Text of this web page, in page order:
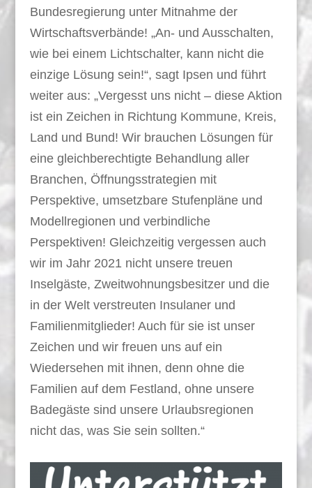
Bundesregierung unter Mitnahme der
Wirtschaftsverbände! „An- und Ausschalten,
wie bei einem Lichtschalter, kann nicht die
einzige Lösung sein!“, sagt Ipsen und führt
weiter aus: „Vergesst uns nicht – diese Aktion
ist ein Zeichen in Richtung Kommune, Kreis,
Land und Bund! Wir brauchen Lösungen für
eine gleichberechtigte Behandlung aller
Branchen, Öffnungsstrategien mit
Perspektive, umsetzbare Stufenpläne und
Modellregionen und verbindliche
Perspektiven! Gleichzeitig vergessen auch
wir im Jahr 2021 nicht unsere treuen
Inselgäste, Zweitwohnungsbesitzer und die
in der Welt verstreuten Insulaner und
Familienmitglieder! Auch für sie ist unser
Zeichen und wir freuen uns auf ein
Wiedersehen mit ihnen, denn ohne die
Familien auf dem Festland, ohne unsere
Badegäste sind unsere Urlaubsregionen
nicht das, was Sie sein sollten.“